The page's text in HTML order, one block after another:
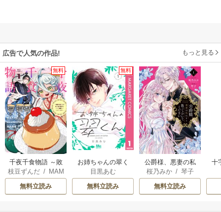
広告で人気の作品! もっと見る
無料
千夜千食物語 ～敗
国の姫ですが氷の
皇子殿下がどうも
溺愛してくれてい
枝豆ずんだ/ MAM
AKOTO
/ 鴉羽凛燈
無料立読み
無料
お姉ちゃんの翠く
ん
目黒あむ
無料立読み
公爵様、悪妻の私
はもう放っておい
てください
桜乃みか/ 琴子
無料立読み
十